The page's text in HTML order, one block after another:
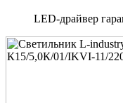
LED-драйвер